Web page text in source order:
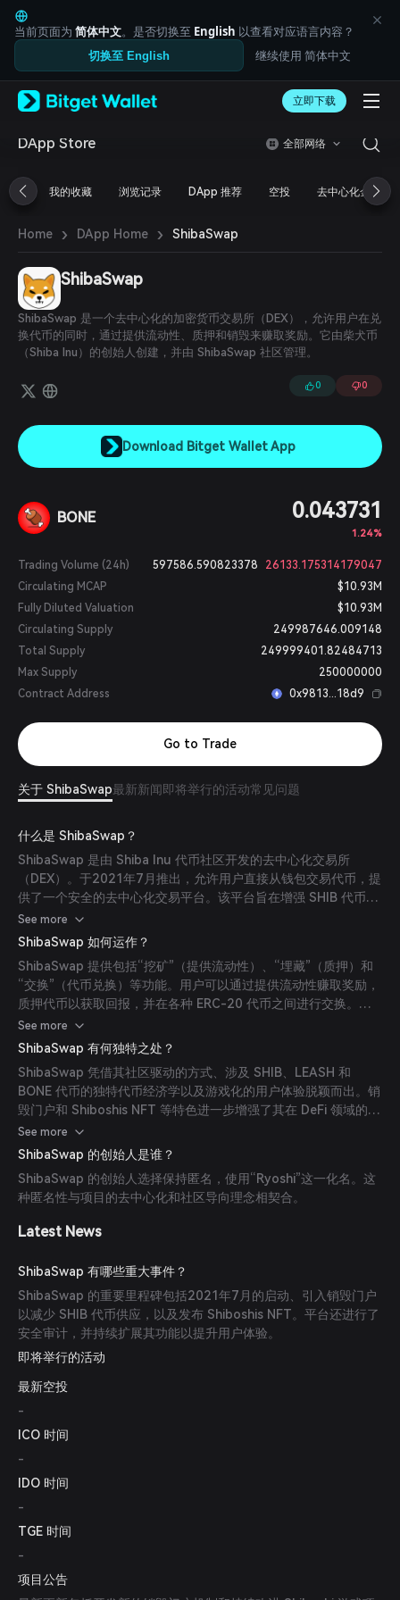
English
日本語
Tiếng Việt
Русский
Español (Latinoamérica)
Türkçe
Français
简体中文
繁體中文
Bahasa Indonesia
ภาษาไทย
العربية
বাংলা
Español
Português (Brasil)
当前页面为 简体中文。是否切换至 English 以查看对应语言内容？
切换至 English 继续使用 简体中文
立即下载
DApp Store 全部网络
我的收藏 浏览记录 DApp 推荐 空投 去中心化金融
Home › DApp Home › ShibaSwap
ShibaSwap
ShibaSwap 是一个去中心化的加密货币交易所（DEX），允许用户在兑
换代币的同时，通过提供流动性、质押和销毁来赚取奖励。它由柴犬币
（Shiba Inu）的创始人创建，并由 ShibaSwap 社区管理。
0 0
Download Bitget Wallet App
BONE 0.043731
1.24%
Trading Volume (24h) 597586.590823378
26133.175314179047
Circulating MCAP
$10.93M
Fully Diluted Valuation
$10.93M
Circulating Supply
249987646.009148
Total Supply
249999401.82484713
Max Supply
250000000
Contract Address
0x9813...18d9
Go to Trade
关于 ShibaSwap最新新闻即将举行的活动常见问题
什么是 ShibaSwap？
ShibaSwap 是由 Shiba Inu 代币社区开发的去中心化交易所
（DEX）。于2021年7月推出，允许用户直接从钱包交易代币，提
供了一个安全的去中心化交易平台。该平台旨在增强 SHIB 代币的
实用性，并为其社区打造一个强大的生态系统。
See more
ShibaSwap 如何运作？
ShibaSwap 提供包括“挖矿”（提供流动性）、“埋藏”（质押）和
“交换”（代币兑换）等功能。用户可以通过提供流动性赚取奖励，
质押代币以获取回报，并在各种 ERC-20 代币之间进行交换。平
台还设有销毁门户以减少代币供应，并支持 NFT 铸造和交易。
See more
ShibaSwap 有何独特之处？
ShibaSwap 凭借其社区驱动的方式、涉及 SHIB、LEASH 和
BONE 代币的独特代币经济学以及游戏化的用户体验脱颖而出。销
毁门户和 Shiboshis NFT 等特色进一步增强了其在 DeFi 领域的独
特性。
See more
ShibaSwap 的创始人是谁？
ShibaSwap 的创始人选择保持匿名，使用“Ryoshi”这一化名。这
种匿名性与项目的去中心化和社区导向理念相契合。
Latest News
ShibaSwap 有哪些重大事件？
ShibaSwap 的重要里程碑包括2021年7月的启动、引入销毁门户
以减少 SHIB 代币供应，以及发布 Shiboshis NFT。平台还进行了
安全审计，并持续扩展其功能以提升用户体验。
即将举行的活动
最新空投
-
ICO 时间
-
IDO 时间
-
TGE 时间
-
项目公告